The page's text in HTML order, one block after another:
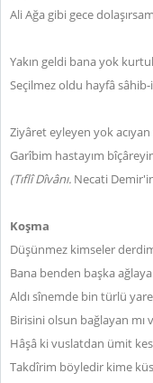
Ali Ağa gibi gece
Yakın geldi bana yok
Seçilmez oldu hayfâ
Ziyâret eyleyen yok
Garîbim hastayım
(Tıflî Dîvânı. Necati
Koşma
Düşünmez kimseler
Bana benden başka
Aldı sînemde bin türlü yare
Birisini olsun bağlayan mı
Hâşâ ki vuslatdan ümit
Takdîrim böyledir kime